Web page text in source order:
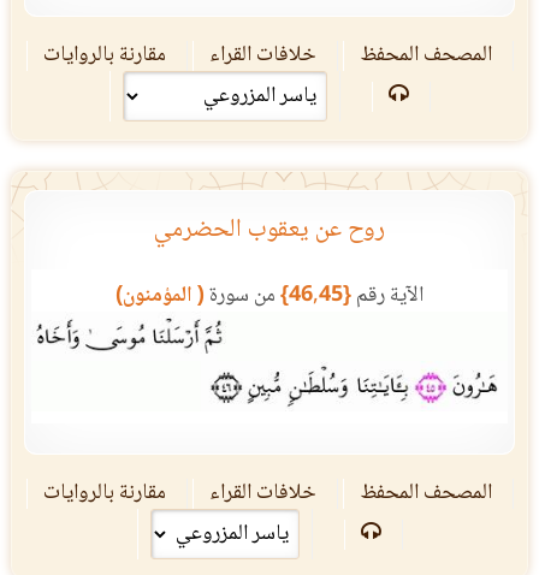
المصحف المحفظ خلافات القراء مقارنة بالروايات
روح عن يعقوب الحضرمي
الآية رقم{46,45} من سورة( المؤمنون)
المصحف المحفظ خلافات القراء مقارنة بالروايات